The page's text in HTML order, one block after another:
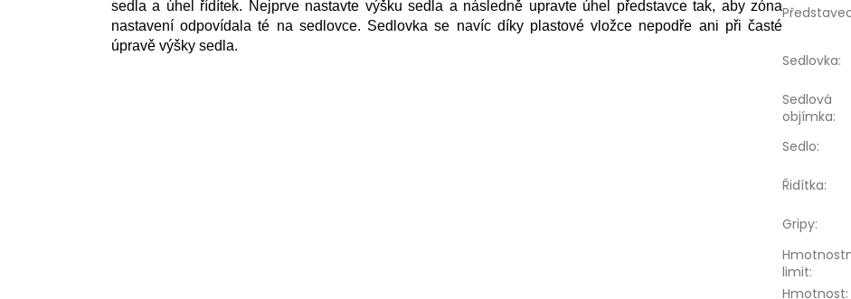
sedla a úhel řídítek. Nejprve nastavte výšku sedla a následně upravte úhel představce tak, aby zóna
nastavení odpovídala té na sedlovce. Sedlovka se navíc díky plastové vložce nepodře ani při časté
úpravě výšky sedla.
Sedlovka:
Sedlová
objímka:
Sedlo:
Řidítka:
Gripy:
limit:
Hmotnost: